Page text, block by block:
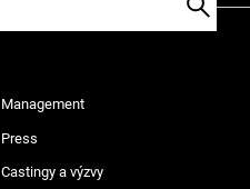
Management
Press
Castingy a výzvy